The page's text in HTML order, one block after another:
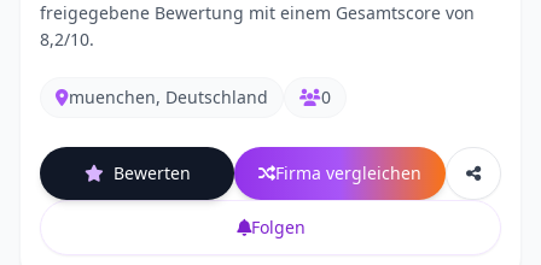
freigegebene Bewertung mit einem Gesamtscore von
8,2/10.
muenchen, Deutschland 0
Bewerten Firma vergleichen
Folgen